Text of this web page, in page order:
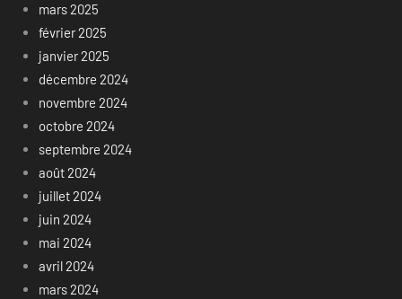
mars 2025
février 2025
janvier 2025
décembre 2024
novembre 2024
octobre 2024
septembre 2024
août 2024
juillet 2024
juin 2024
mai 2024
avril 2024
mars 2024